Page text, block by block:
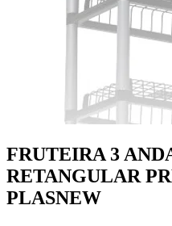
FRUTEIRA 3
RETANGULAR
PLASNEW